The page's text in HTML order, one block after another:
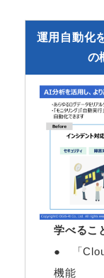
運用自動化
の
学べるこ
● 「
機能